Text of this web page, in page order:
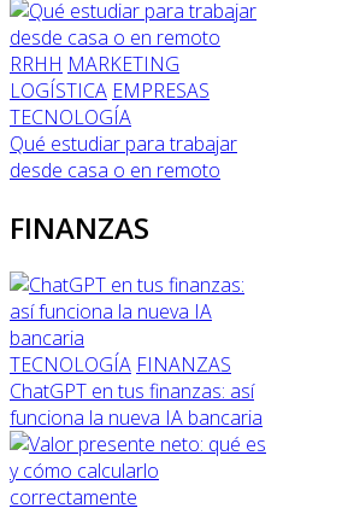
RRHH MARKETING
LOGÍSTICA EMPRESAS
TECNOLOGÍA
Qué estudiar para trabajar
desde casa o en remoto
FINANZAS
TECNOLOGÍA FINANZAS
ChatGPT en tus finanzas: así
funciona la nueva IA bancaria